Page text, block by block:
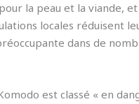
la peau et la viande,
locales réduisent
dans de
est classé « en